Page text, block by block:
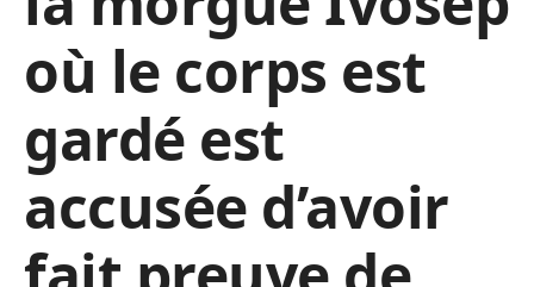
où le corps est
gardé est
accusée d’avoir